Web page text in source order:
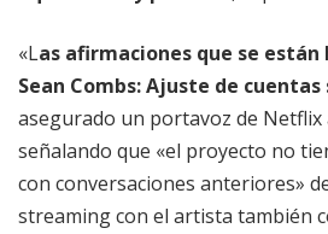
«Las afirmaciones que se están
Sean Combs: Ajuste de
asegurado un portavoz de Netflix
señalando que «el proyecto no
con conversaciones anteriores»
streaming con el artista también